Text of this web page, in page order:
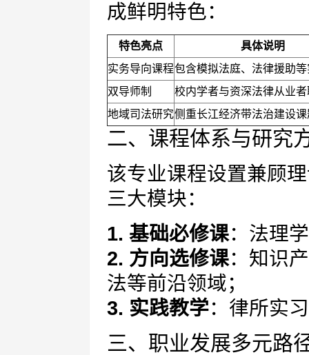
成鲜明特色：
特色亮点
具体说明
实务导向课程包含模拟法庭、法律援助
双导师制
校内学者与资深法律从业
地域司法研究侧重长江经济带法治建设课
二、课程体系与研究
该专业课程设置兼顾
三大模块：
1. 基础必修课：法理
2. 方向选修课：知识
法等前沿领域；
3. 实践教学：律所实
三、职业发展多元路